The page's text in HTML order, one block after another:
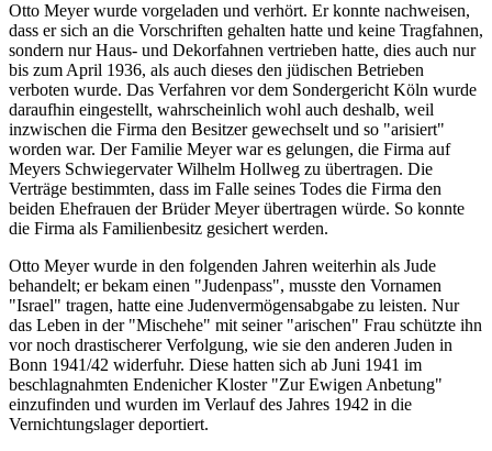
Otto Meyer wurde vorgeladen und verhört. Er konnte nachweisen,
dass er sich an die Vorschriften gehalten hatte und keine Tragfahnen,
sondern nur Haus- und Dekorfahnen vertrieben hatte, dies auch nur
bis zum April 1936, als auch dieses den jüdischen Betrieben
verboten wurde. Das Verfahren vor dem Sondergericht Köln wurde
daraufhin eingestellt, wahrscheinlich wohl auch deshalb, weil
inzwischen die Firma den Besitzer gewechselt und so "arisiert"
worden war. Der Familie Meyer war es gelungen, die Firma auf
Meyers Schwiegervater Wilhelm Hollweg zu übertragen. Die
Verträge bestimmten, dass im Falle seines Todes die Firma den
beiden Ehefrauen der Brüder Meyer übertragen würde. So konnte
die Firma als Familienbesitz gesichert werden.
Otto Meyer wurde in den folgenden Jahren weiterhin als Jude
behandelt; er bekam einen "Judenpass", musste den Vornamen
"Israel" tragen, hatte eine Judenvermögensabgabe zu leisten. Nur
das Leben in der "Mischehe" mit seiner "arischen" Frau schützte ihn
vor noch drastischerer Verfolgung, wie sie den anderen Juden in
Bonn 1941/42 widerfuhr. Diese hatten sich ab Juni 1941 im
beschlagnahmten Endenicher Kloster "Zur Ewigen Anbetung"
einzufinden und wurden im Verlauf des Jahres 1942 in die
Vernichtungslager deportiert.